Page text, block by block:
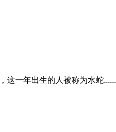
一年出生的人被称为水蛇......